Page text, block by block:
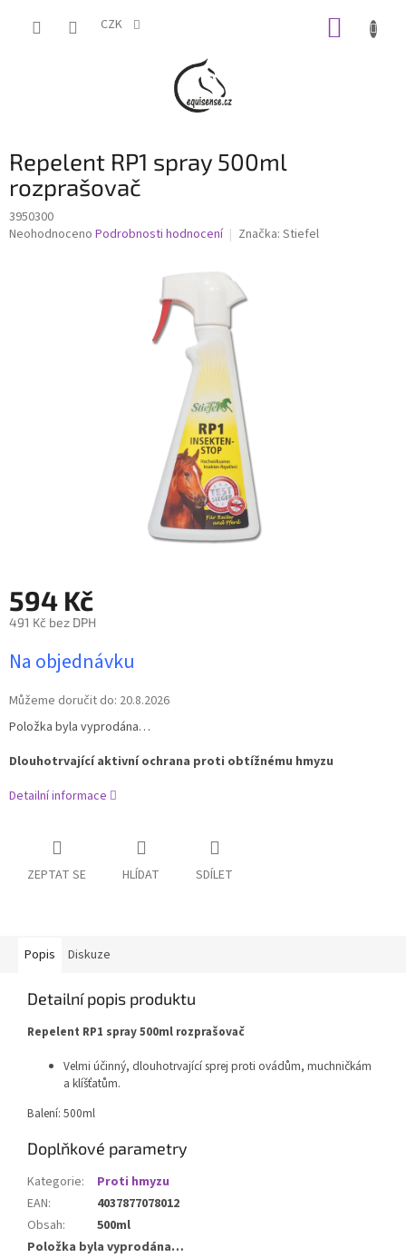
CZK
Repelent RP1 spray 500ml
rozprašovač
3950300
Průměrné
Neohodnoceno Podrobnosti hodnocení Značka: Stiefel
594 Kč
491 Kč bez DPH
cena:
Na objednávku
Můžeme doručit do: 20.8.2026
Položka byla vyprodána…
Dlouhotrvající aktivní ochrana proti obtížnému hmyzu
Detailní informace
ZEPTAT SE HLÍDAT SDÍLET
Popis Diskuze
Detailní popis produktu
Repelent RP1 spray 500ml rozprašovač
Velmi účinný, dlouhotrvající sprej proti ovádům, muchničkám
a klíšťatům.
Balení: 500ml
Doplňkové parametry
Kategorie:
Proti hmyzu
EAN:
4037877078012
Obsah:
500ml
Položka byla vyprodána…